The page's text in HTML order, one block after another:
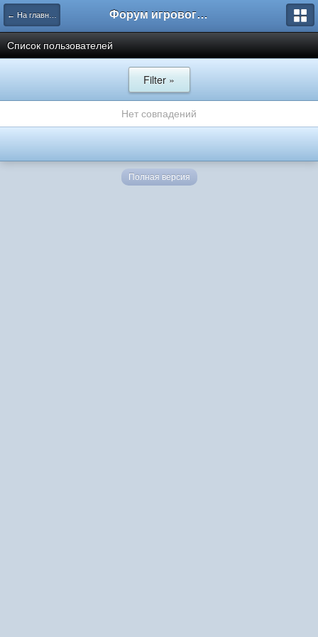
← На главную Форум игрового проекта Riverrise
Список пользователей
Filter »
Нет совпадений
Полная версия